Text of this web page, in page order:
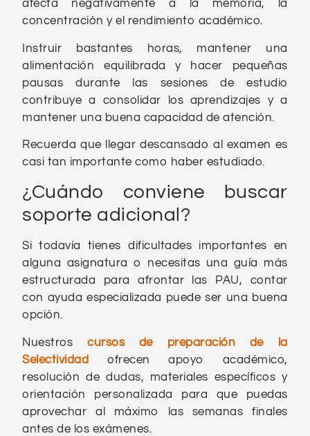
afecta negativamente a la memoria, la
concentración y el rendimiento académico.
Instruir bastantes horas, mantener una
alimentación equilibrada y hacer pequeñas
pausas durante las sesiones de estudio
contribuye a consolidar los aprendizajes y a
mantener una buena capacidad de atención.
Recuerda que llegar descansado al examen es
casi tan importante como haber estudiado.
¿Cuándo conviene buscar
soporte adicional?
Si todavía tienes dificultades importantes en
alguna asignatura o necesitas una guía más
estructurada para afrontar las PAU, contar
con ayuda especializada puede ser una buena
opción.
Nuestroscursos de preparación de la
Selectividad
ofrecen apoyo académico,
resolución de dudas, materiales específicos y
orientación personalizada para que puedas
aprovechar al máximo las semanas finales
antes de los exámenes.